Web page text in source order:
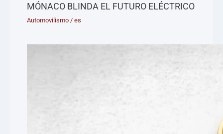
MÓNACO BLINDA EL FUTURO ELÉCTRICO
Automovilismo /es